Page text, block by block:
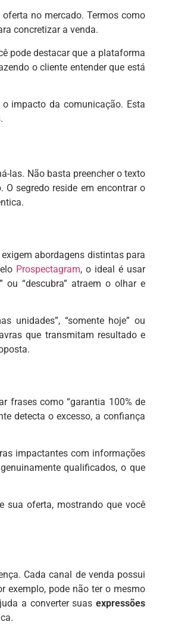
no mercado. Termos como
concretizar a venda.
pode destacar que a plataforma
o cliente entender que está
impacto da comunicação. Esta
las. Não basta preencher o texto
segredo reside em encontrar o
abordagens distintas para
Prospectagram, o ideal é usar
ou “descubra” atraem o olhar e
unidades”, “somente hoje” ou
que transmitam resultado e
frases como “garantia 100% de
detecta o excesso, a confiança
impactantes com informações
qualificados, o que
sua oferta, mostrando que você
Cada canal de venda possui
exemplo, pode não ter o mesmo
a converter suas expressões